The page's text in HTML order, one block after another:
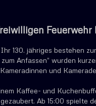
Feuerwehr
130. jähriges bestehen
Anfassen“ wurden
und
Kaffee- und
Ab 15:00 spielte